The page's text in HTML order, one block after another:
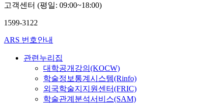
고객센터 (평일: 09:00~18:00)
1599-3122
ARS 번호안내
관련누리집
대학공개강의(KOCW)
학술정보통계시스템(Rinfo)
외국학술지지원센터(FRIC)
학술관계분석서비스(SAM)